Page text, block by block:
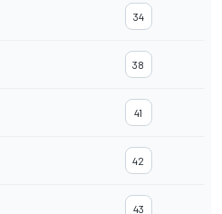
34
38
41
42
43